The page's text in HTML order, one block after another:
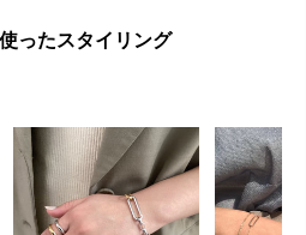
ったスタイリング